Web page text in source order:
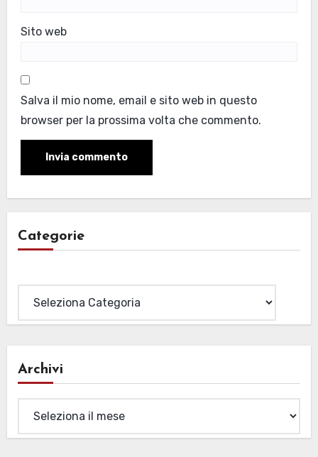
Sito web
Salva il mio nome, email e sito web in questo
browser per la prossima volta che commento.
Categorie
Archivi